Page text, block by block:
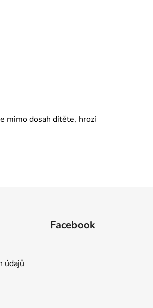
mimo dosah dítěte, hrozí
údajů
Facebook